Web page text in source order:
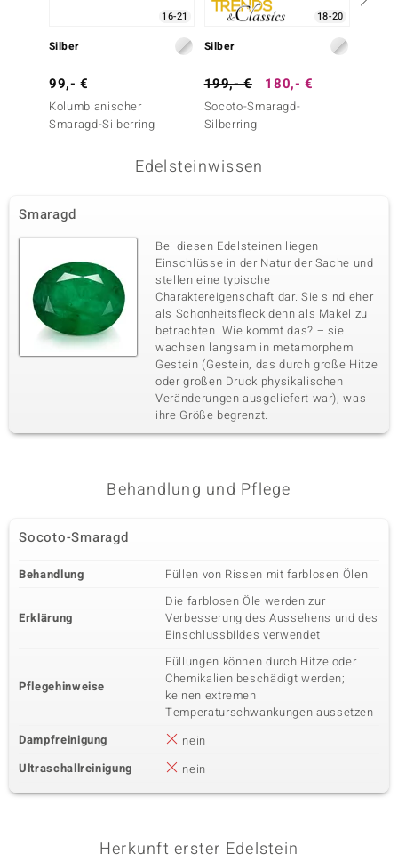
16-21
Silber
99,- €
Kolumbianischer
Smaragd-Silberring
18-20
Silber
199,- € 180,- €
Socoto-Smaragd-
Silberring
Edelsteinwissen
Smaragd
Bei diesen Edelsteinen liegen
Einschlüsse in der Natur der Sache und
stellen eine typische
Charaktereigenschaft dar. Sie sind eher
als Schönheitsfleck denn als Makel zu
betrachten. Wie kommt das? – sie
wachsen langsam in metamorphem
Gestein (Gestein, das durch große Hitze
oder großen Druck physikalischen
Veränderungen ausgeliefert war), was
ihre Größe begrenzt.
Behandlung und Pflege
Socoto-Smaragd
Behandlung Füllen von Rissen mit farblosen Ölen
Erklärung
Die farblosen Öle werden zur
Verbesserung des Aussehens und des
Einschlussbildes verwendet
Pflegehinweise
Füllungen können durch Hitze oder
Chemikalien beschädigt werden;
keinen extremen
Temperaturschwankungen aussetzen
Dampfreinigung
nein
Ultraschallreinigung
nein
Herkunft erster Edelstein